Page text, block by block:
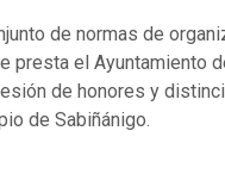
de normas de
el Ayuntamiento
de honores y
de Sabiñánigo.